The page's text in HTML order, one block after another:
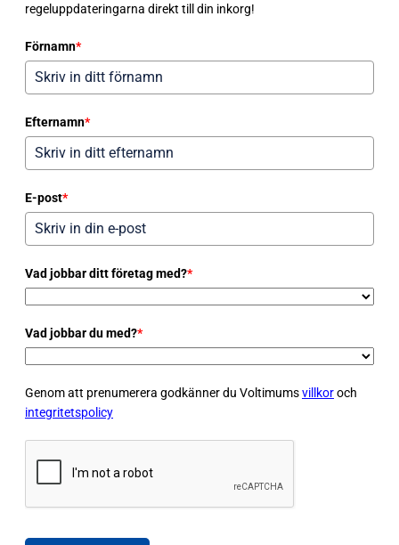
regeluppdateringarna direkt till din inkorg!
Förnamn*
Efternamn*
E-post*
Vad jobbar ditt företag med?*
Vad jobbar du med?*
Genom att prenumerera godkänner du Voltimumsvillkoroch
integritetspolicy